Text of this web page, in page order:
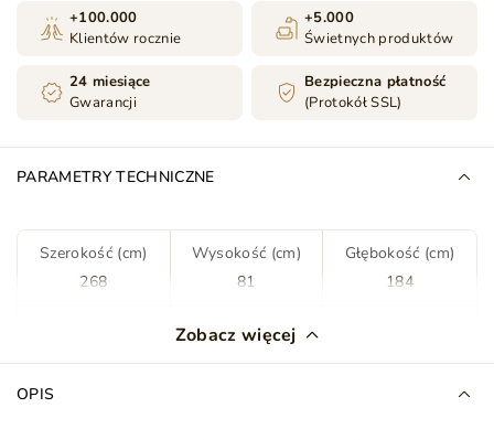
+100.000
Klientów rocznie
+5.000
Świetnych produktów
24 miesiące
Gwarancji
Bezpieczna płatność
(Protokół SSL)
PARAMETRY TECHNICZNE
Szerokość (cm)
268
Wysokość (cm)
81
Głębokość (cm)
184
Zielony
Zobacz więcej
OPIS